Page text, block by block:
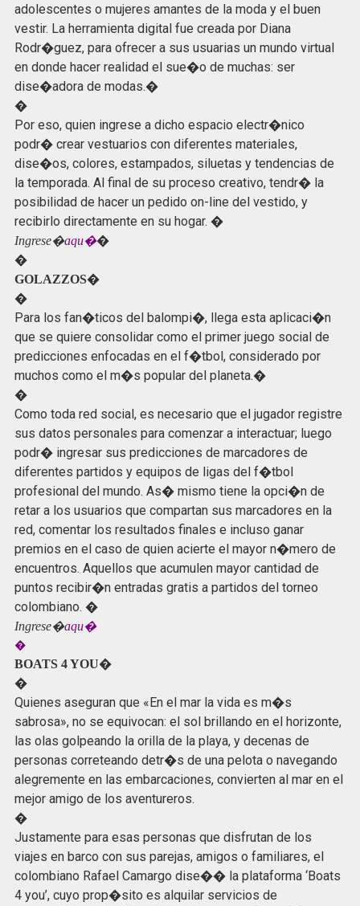
adolescentes o mujeres amantes de la moda y el buen
vestir. La herramienta digital fue creada por Diana
Rodr�guez, para ofrecer a sus usuarias un mundo virtual
en donde hacer realidad el sue�o de muchas: ser
dise�adora de modas.�
�
Por eso, quien ingrese a dicho espacio electr�nico
podr� crear vestuarios con diferentes materiales,
dise�os, colores, estampados, siluetas y tendencias de
la temporada. Al final de su proceso creativo, tendr� la
posibilidad de hacer un pedido on-line del vestido, y
recibirlo directamente en su hogar. �
Ingrese�aqu��
�
GOLAZZOS�
�
Para los fan�ticos del balompi�, llega esta aplicaci�n
que se quiere consolidar como el primer juego social de
predicciones enfocadas en el f�tbol, considerado por
muchos como el m�s popular del planeta.�
�
Como toda red social, es necesario que el jugador registre
sus datos personales para comenzar a interactuar; luego
podr� ingresar sus predicciones de marcadores de
diferentes partidos y equipos de ligas del f�tbol
profesional del mundo. As� mismo tiene la opci�n de
retar a los usuarios que compartan sus marcadores en la
red, comentar los resultados finales e incluso ganar
premios en el caso de quien acierte el mayor n�mero de
encuentros. Aquellos que acumulen mayor cantidad de
puntos recibir�n entradas gratis a partidos del torneo
colombiano. �
Ingrese�aqu�
�
BOATS 4 YOU�
�
Quienes aseguran que «En el mar la vida es m�s
sabrosa», no se equivocan: el sol brillando en el horizonte,
las olas golpeando la orilla de la playa, y decenas de
personas correteando detr�s de una pelota o navegando
alegremente en las embarcaciones, convierten al mar en el
mejor amigo de los aventureros.
�
Justamente para esas personas que disfrutan de los
viajes en barco con sus parejas, amigos o familiares, el
colombiano Rafael Camargo dise�� la plataforma ‘Boats
4 you’, cuyo prop�sito es alquilar servicios de